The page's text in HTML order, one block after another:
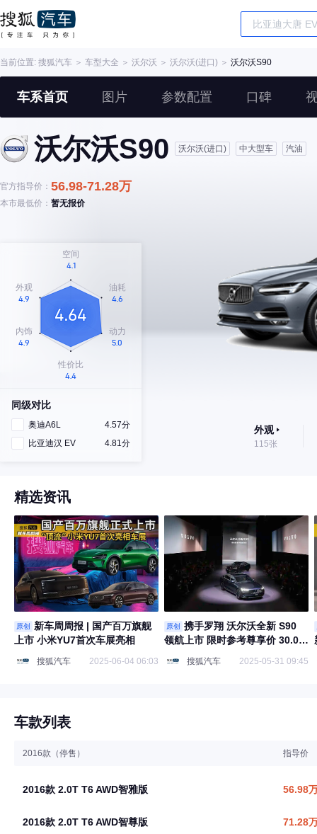
当前位置: 搜狐汽车 ＞ 车型大全 ＞ 沃尔沃 ＞ 沃尔沃(进口) ＞ 沃尔沃S90
车系首页 图片 参数配置 口碑
沃尔沃S90 沃尔沃(进口) 中大型车 汽油
官方指导价： 56.98-71.28万
本市最低价： 暂无报价
同级对比
奥迪A6L
4.57分
比亚迪汉 EV
4.81分
外观
115张
精选资讯
原创
新车周周报 | 国产百万旗舰
上市 小米YU7首次车展亮相
搜狐汽车 2025-06-04 06:03
原创
携手罗翔 沃尔沃全新 S90
领航上市 限时参考尊享价 30.09
搜狐汽车 2025-05-31 09:45
车款列表
2016款（停售） 指导价
2016款 2.0T T6 AWD智雅版 56.98
2016款 2.0T T6 AWD智尊版 71.28